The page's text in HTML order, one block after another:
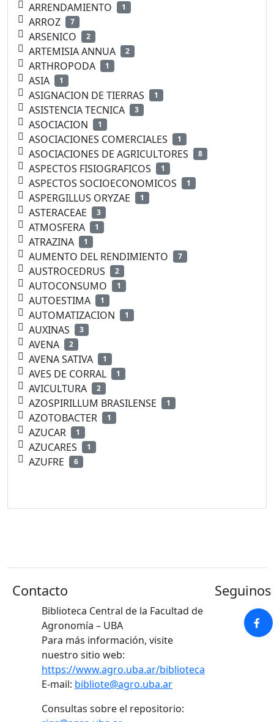
ARRENDAMIENTO 1
ARROZ 7
ARSENICO 2
ARTEMISIA ANNUA 2
ARTHROPODA 1
ASIA 1
ASIGNACION DE TIERRAS 1
ASISTENCIA TECNICA 3
ASOCIACION 1
ASOCIACIONES COMERCIALES 1
ASOCIACIONES DE AGRICULTORES 8
ASPECTOS FISIOGRAFICOS 1
ASPECTOS SOCIOECONOMICOS 1
ASPERGILLUS ORYZAE 1
ASTERACEAE 3
ATMOSFERA 1
ATRAZINA 1
AUMENTO DEL RENDIMIENTO 7
AUSTROCEDRUS 2
AUTOCONSUMO 1
AUTOESTIMA 1
AUTOMATIZACION 1
AUXINAS 3
AVENA 2
AVENA SATIVA 1
AVES DE CORRAL 1
AVICULTURA 2
AZOSPIRILLUM BRASILENSE 1
AZOTOBACTER 1
AZUCAR 1
AZUCARES 1
AZUFRE 6
Contacto
Biblioteca Central de la Facultad de
Agronomía – UBA
Para más información, visite
nuestro sitio web:
https://www.agro.uba.ar/biblioteca
E-mail: bibliote@agro.uba.ar
Consultas sobre el repositorio: